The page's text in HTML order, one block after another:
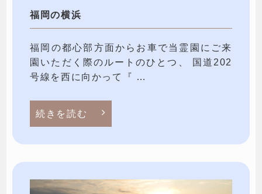
福岡の横浜
福岡の都心部方面からお車で当霊園にご来
園いただく際のルートのひとつ、 国道202
号線を西に向かって『 …
続きを読む